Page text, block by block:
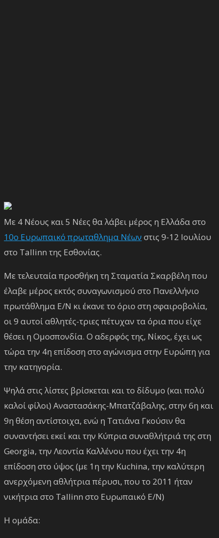
Με 4 Νέους και 5 Νέες θα λάβει μέρος η Ελλάδα στο
10ο Ευρωπαικό πρωταθλημα Νέων στις 9-12 Ιουλίου
στο Tallinn της Εσθονίας.
Με τελευταία προσθήκη τη Σταματία Σκαρβέλη που
έλαβε μέρος εκτός συναγωνισμού στο Πανελλήνιο
πρωτάθλημα Ε/Ν κι έκανε το όριο στη σφαιροβολία,
οι 9 αυτοί αθλητές-τριες πέτυχαν τα όρια που είχε
θέσει η Ομοσπονδία. Ο αδερφός της, Νίκος, έχει ως
τώρα την 4η επίδοση στο αγώνισμα στην Ευρώπη για
την κατηγορία.
Ψηλά στις λίστες βρίσκεται και το δίδυμο (και πολύ
καλοί φίλοι) Αναστασάκης-Μπατζάβαλης, στην 6η και
9η θέση αντίστοιχα, ενώ η Τατιάνα Γκούσιν θα
συναντήσει εκεί και την Κύπρια συναθλήτριά της στη
Georgia, την Λεοντία Καλλένου που έχει την 4η
επίδοση στο ύψος (με 1η την Kuchina, την καλύτερη
ανερχόμενη αθλήτρια πέρυσι, που το 2011 ήταν
νικήτρια στο Tallinn στο Ευρωπαικό Ε/Ν)
Η ομάδα: